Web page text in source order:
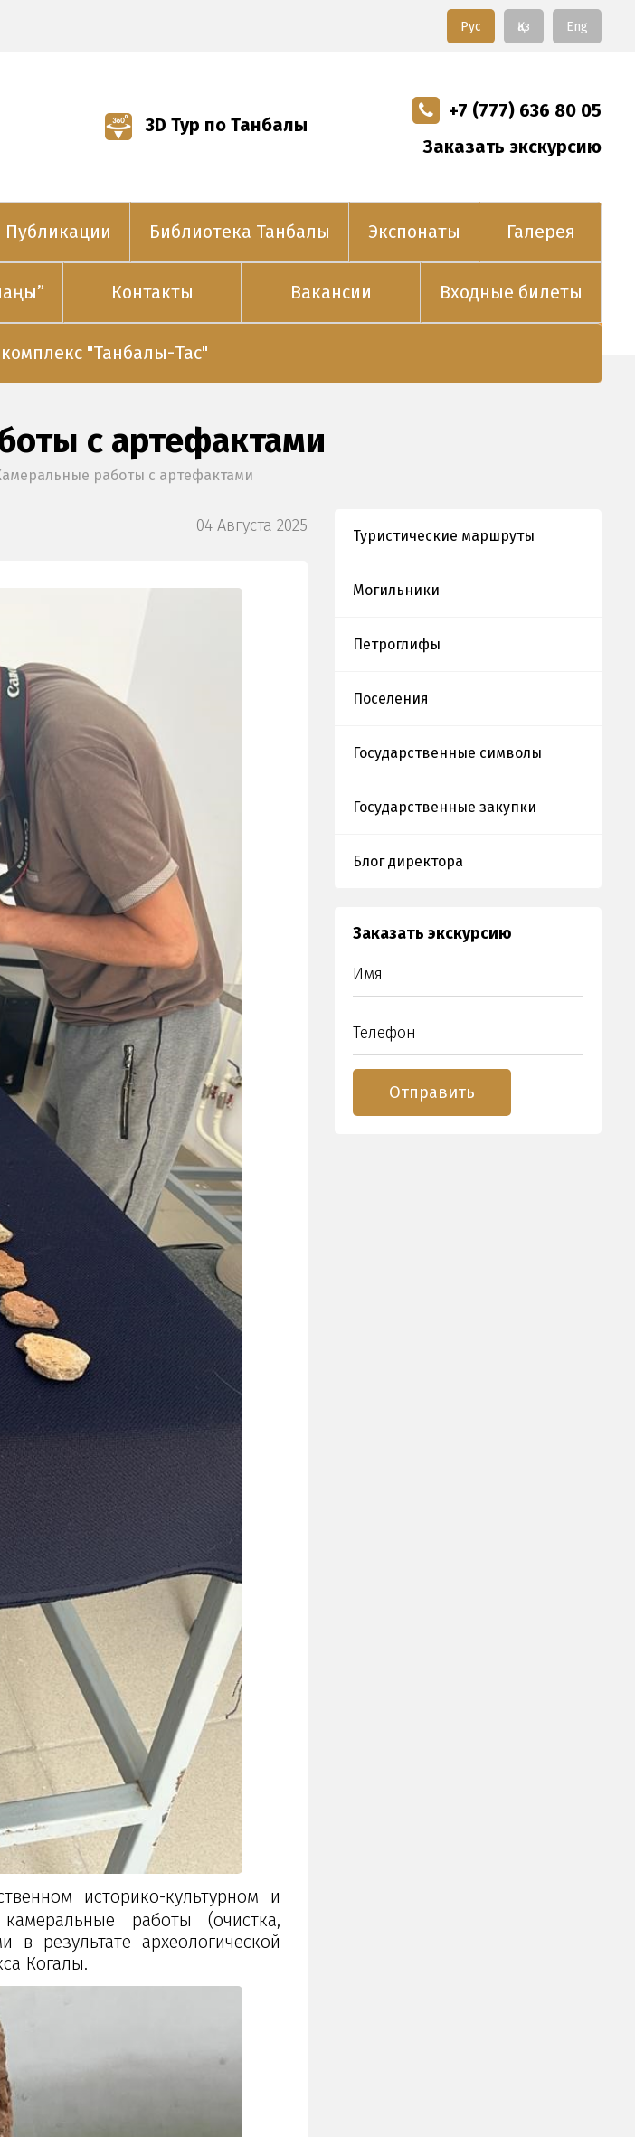
Eng
Қаз
Рус
3D Тур по Танбалы
+7 (777) 636 80 05
Заказать экскурсию
Публикации Библиотека Танбалы Экспонаты Галерея
Контакты Вакансии Входные билеты
"Танбалы-Тас"
с артефактами
работы с артефактами
04 Августа 2025
историко-культурном и
работы (очистка,
результате археологической
Когалы.
Туристические маршруты
Могильники
Петроглифы
Поселения
Государственные символы
Государственные закупки
Блог директора
Заказать экскурсию